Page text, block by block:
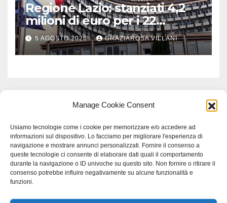
Manage Cookie Consent
Usiamo tecnologie come i cookie per memorizzare e/o accedere ad
informazioni sul dispositivo. Lo facciamo per migliorare l'esperienza di
navigazione e mostrare annunci personalizzati. Fornire il consenso a
queste tecnologie ci consente di elaborare dati quali il comportamento
durante la navigazione o ID univoche su questo sito. Non fornire o ritirare il
consenso potrebbe influire negativamente su alcune funzionalità e
funzioni.
Regione Lazio: stanziati 4,2
milioni di euro per i 22
Comuni dell’Etruria
Meridionale
5 AGOSTO 2026 GRAZIAROSA VILLANI